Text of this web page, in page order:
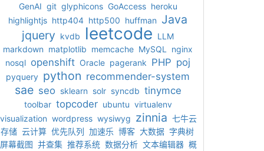
GenAI git glyphicons GoAccess heroku
highlightjs http404 http500 huffman Java
jquery kvdb leetcode LLM
markdown matplotlib memcache MySQL
nginx
nosql openshift Oracle pagerank PHP poj
pyquery python recommender-system
sae seo sklearn solr syncdb tinymce
toolbar topcoder ubuntu virtualenv
visualization wordpress wysiwyg zinnia 七牛云
存储 云计算 优先队列 加速乐 博客 大数据 字典树
屏幕截图 并查集 推荐系统 数据分析 文本编辑器 概